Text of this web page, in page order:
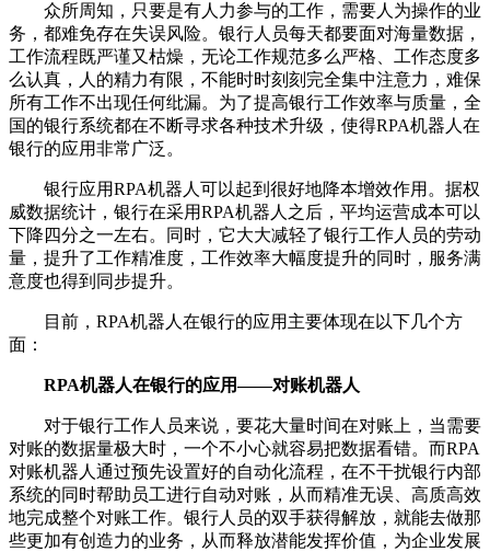
众所周知，只要是有人力参与的工作，需要人为操作的业
务，都难免存在失误风险。银行人员每天都要面对海量数据，
工作流程既严谨又枯燥，无论工作规范多么严格、工作态度多
么认真，人的精力有限，不能时时刻刻完全集中注意力，难保
所有工作不出现任何纰漏。为了提高银行工作效率与质量，全
国的银行系统都在不断寻求各种技术升级，使得RPA机器人在
银行的应用非常广泛。
银行应用RPA机器人可以起到很好地降本增效作用。据权
威数据统计，银行在采用RPA机器人之后，平均运营成本可以
下降四分之一左右。同时，它大大减轻了银行工作人员的劳动
量，提升了工作精准度，工作效率大幅度提升的同时，服务满
意度也得到同步提升。
目前，RPA机器人在银行的应用主要体现在以下几个方
面：
RPA机器人在银行的应用——对账机器人
对于银行工作人员来说，要花大量时间在对账上，当需要
对账的数据量极大时，一个不小心就容易把数据看错。而RPA
对账机器人通过预先设置好的自动化流程，在不干扰银行内部
系统的同时帮助员工进行自动对账，从而精准无误、高质高效
地完成整个对账工作。银行人员的双手获得解放，就能去做那
些更加有创造力的业务，从而释放潜能发挥价值，为企业发展